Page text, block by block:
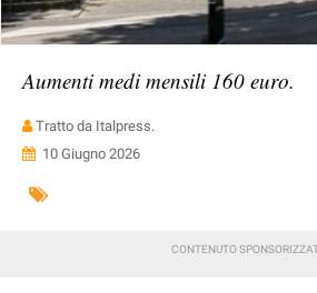
Aumenti medi mensili 160 euro.
Tratto da Italpress.
10 Giugno 2026